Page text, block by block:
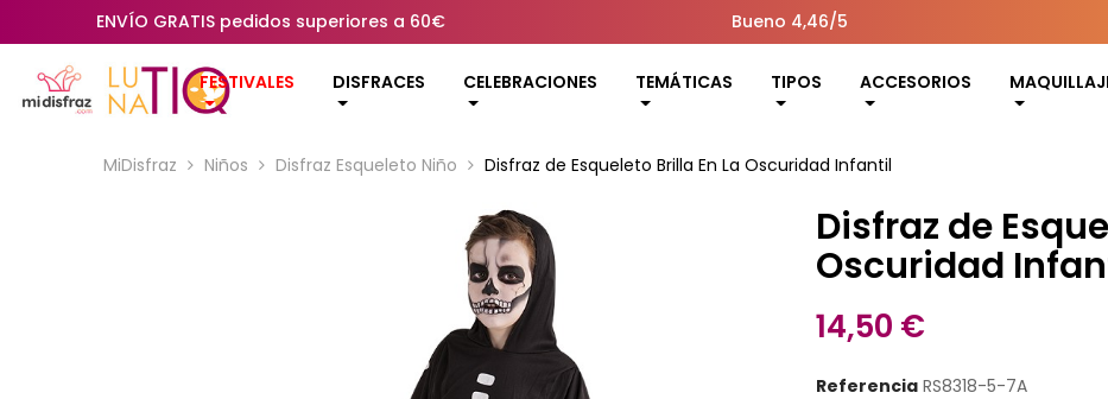
ENVÍO GRATIS pedidos superiores a 60€ Bueno 4,46/5
FESTIVALES DISFRACES CELEBRACIONES TEMÁTICAS TIPOS ACCESORIOS
MiDisfraz Niños Disfraz Esqueleto Niño Disfraz de Esqueleto Brilla En La Oscuridad Infantil
Disfraz de
Oscuridad
14,50 €
Referencia RS8318-5-7A